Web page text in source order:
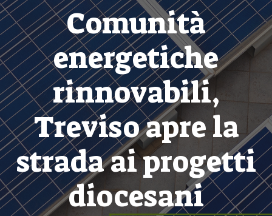
Comunità
energetiche
rinnovabili,
Treviso apre la
strada ai progetti
diocesani